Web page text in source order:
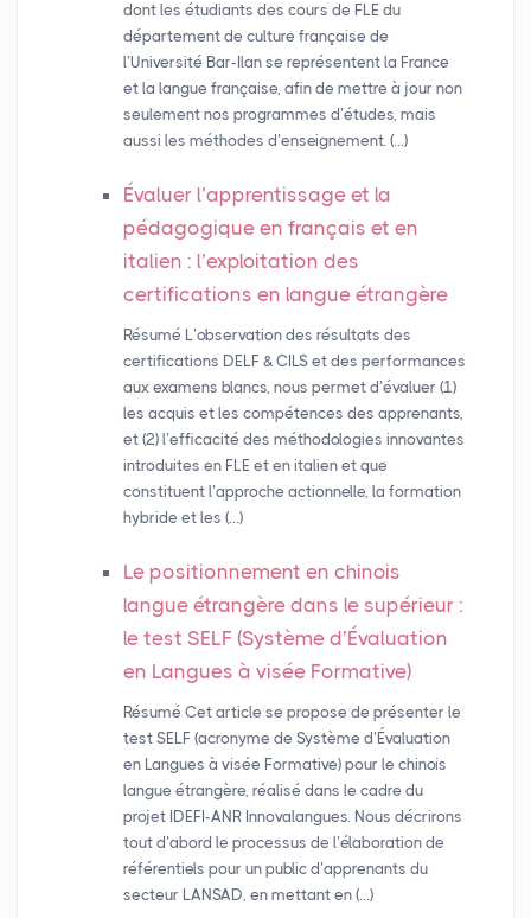
dont les étudiants des cours de FLE du
département de culture française de
l’Université Bar-Ilan se représentent la France
et la langue française, afin de mettre à jour non
seulement nos programmes d’études, mais
aussi les méthodes d’enseignement. (…)
Évaluer l’apprentissage et la
pédagogique en français et en
italien : l’exploitation des
certifications en langue étrangère
Résumé L’observation des résultats des
certifications DELF & CILS et des performances
aux examens blancs, nous permet d’évaluer (1)
les acquis et les compétences des apprenants,
et (2) l’efficacité des méthodologies innovantes
introduites en FLE et en italien et que
constituent l’approche actionnelle, la formation
hybride et les (…)
Le positionnement en chinois
langue étrangère dans le supérieur :
le test SELF (Système d’Évaluation
en Langues à visée Formative)
Résumé Cet article se propose de présenter le
test SELF (acronyme de Système d’Évaluation
en Langues à visée Formative) pour le chinois
langue étrangère, réalisé dans le cadre du
projet IDEFI-ANR Innovalangues. Nous décrirons
tout d’abord le processus de l’élaboration de
référentiels pour un public d’apprenants du
secteur LANSAD, en mettant en (…)